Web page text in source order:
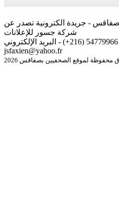
- جريدة الكترونية تصدر عن
شركة جسور للإعلانات
للإتصال أو نشر الردود الهاتف 54779966 (216+) - البريد الإلكتروني
jsfaxien@yahoo.fr
محفوظة لموقع الصحفيين بصفاقس 2026